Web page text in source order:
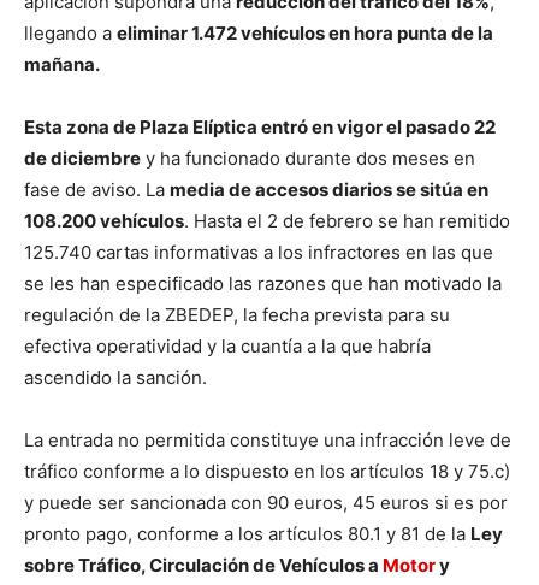
llegando a eliminar 1.472 vehículos en hora punta de la
mañana.
Esta zona de Plaza Elíptica entró en vigor el pasado 22
de diciembre y ha funcionado durante dos meses en
fase de aviso. La media de accesos diarios se sitúa en
108.200 vehículos. Hasta el 2 de febrero se han remitido
125.740 cartas informativas a los infractores en las que
se les han especificado las razones que han motivado la
regulación de la ZBEDEP, la fecha prevista para su
efectiva operatividad y la cuantía a la que habría
ascendido la sanción.
La entrada no permitida constituye una infracción leve de
tráfico conforme a lo dispuesto en los artículos 18 y 75.c)
y puede ser sancionada con 90 euros, 45 euros si es por
pronto pago, conforme a los artículos 80.1 y 81 de la Ley
sobre Tráfico, Circulación de Vehículos a Motory